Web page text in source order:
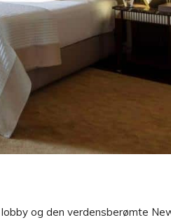
og den verdensberømte